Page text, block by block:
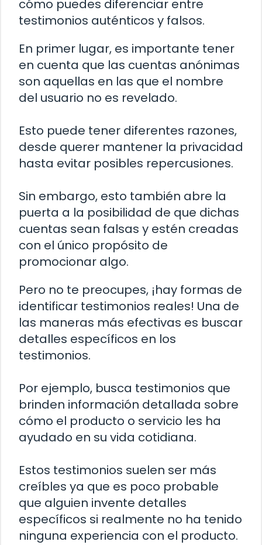
cómo puedes diferenciar entre
testimonios auténticos y falsos.
En primer lugar, es importante tener
en cuenta que las cuentas anónimas
son aquellas en las que el nombre
del usuario no es revelado.
Esto puede tener diferentes razones,
desde querer mantener la privacidad
hasta evitar posibles repercusiones.
Sin embargo, esto también abre la
puerta a la posibilidad de que dichas
cuentas sean falsas y estén creadas
con el único propósito de
promocionar algo.
Pero no te preocupes, ¡hay formas de
identificar testimonios reales! Una de
las maneras más efectivas es buscar
detalles específicos en los
testimonios.
Por ejemplo, busca testimonios que
brinden información detallada sobre
cómo el producto o servicio les ha
ayudado en su vida cotidiana.
Estos testimonios suelen ser más
creíbles ya que es poco probable
que alguien invente detalles
específicos si realmente no ha tenido
ninguna experiencia con el producto.